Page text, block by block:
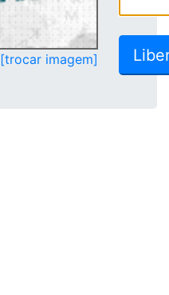
[trocar imagem]